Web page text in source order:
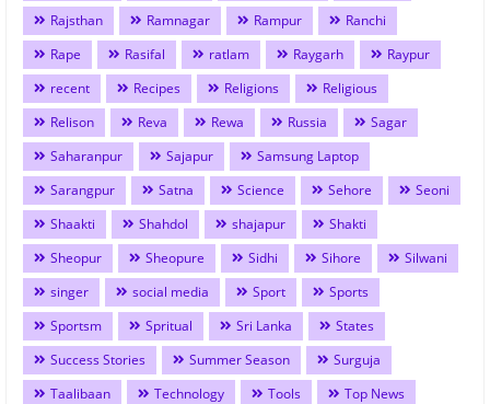
Rajsthan
Ramnagar Rampur
Ranchi
Rape
Rasifal ratlam Raygarh
Raypur
recent
Recipes Religions
Religious
Relison
Reva Rewa Russia
Sagar
Saharanpur
Sajapur
Samsung Laptop
Sarangpur
Satna Science Sehore
Seoni
Shaakti
Shahdol shajapur
Shakti
Sheopur
Sheopure Sidhi Sihore
Silwani
singer
social media Sport
Sports
Sportsm
Spritual Sri Lanka
States
Success Stories
Summer Season
Surguja
Taalibaan
Technology Tools
Top News